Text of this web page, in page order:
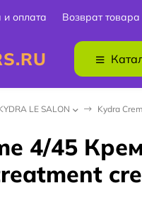
и оплата Возврат товара
LE SALON Kydra
4/45